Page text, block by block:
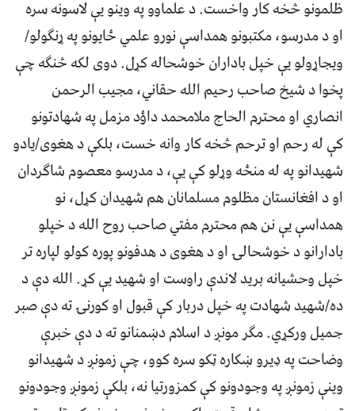
ظلمونو څخه کار واخست. د علماوو په وینو یې لاسونه سره
او د مدرسو، مکتبونو همداسې نورو علمي ځایونو په ړنګولو/
ویجاړولو یې خپل باداران خوشحاله کړل. دوی لکه څنګه چې
پخوا د شیخ صاحب رحیم الله حقاني، مجیب الرحمن
انصاري او محترم الحاج ملامحمد داؤد مزمل په شهادتونو
کې له رحم او ترحم څخه کار وانه خست، بلکې د هغوی/یادو
شهیدانو په له منځه وړلو کې یې، د مدرسو معصوم شاګردان
او د افغانستان مظلوم مسلمانان هم شهیدان کړل، نو
همداسې یې نن هم محترم مفتي صاحب روح الله د خپلو
بادارانو د خوشحالۍ او د هغوی د هدفونو پوره کولو لپاره تر
خپل وحشیانه برید لاندې راوست او شهید یې کړ. الله دې د
ده/شهید شهادت په خپل دربار کې قبول او کورنۍ ته دې صبر
جمیل ورکړي. مګر مونږ د اسلام دښمنانو ته د دې خبرې
وضاحت په ډیرو ښکاره ټکو سره کوو، چې زمونږ د شهیدانو
وینې زمونږ په وجودونو کې کمزورتیا نه، بلکې زمونږ وجودونو